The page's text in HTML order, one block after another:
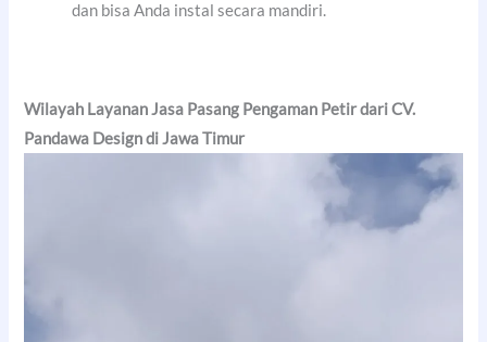
dan bisa Anda instal secara mandiri.
Wilayah Layanan Jasa Pasang Pengaman Petir dari CV.
Pandawa Design di Jawa Timur